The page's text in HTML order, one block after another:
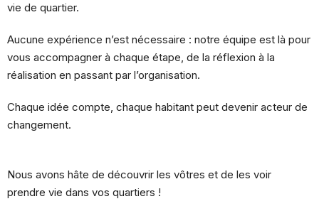
vie de quartier.
Aucune expérience n’est nécessaire : notre équipe est là pour
vous accompagner à chaque étape, de la réflexion à la
réalisation en passant par l’organisation.
Chaque idée compte, chaque habitant peut devenir acteur de
changement.
Nous avons hâte de découvrir les vôtres et de les voir
prendre vie dans vos quartiers !